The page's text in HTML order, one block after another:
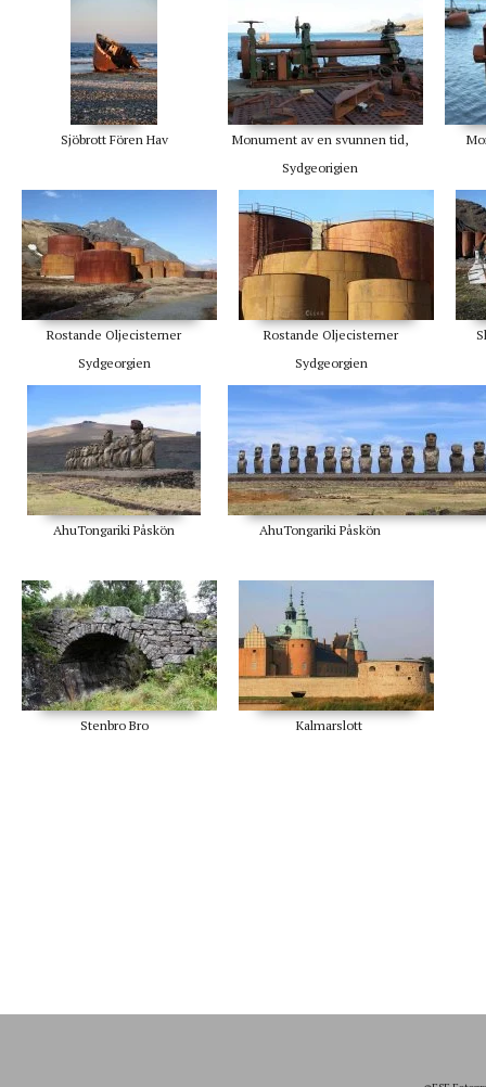
Sjöbrott Fören Hav
Monument av en svunnen tid,
Sydgeorigien
Rostande Oljecisterner
Sydgeorgien
Rostande Oljecisterner
Sydgeorgien
AhuTongariki Påskön AhuTongariki Påskön
Stenbro Bro Kalmarslott